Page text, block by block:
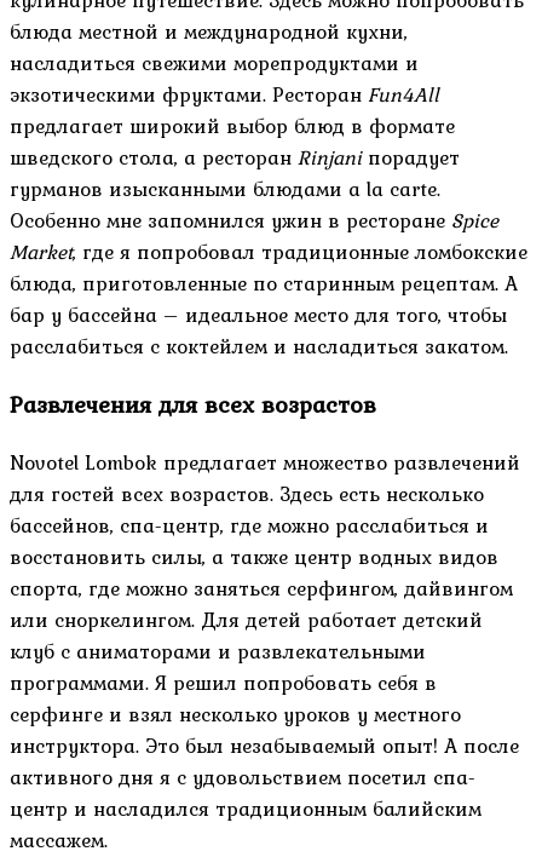
блюда местной и международной кухни,
насладиться свежими морепродуктами и
экзотическими фруктами. Ресторан Fun4All
предлагает широкий выбор блюд в формате
шведского стола, а ресторанRinjaniпорадует
гурманов изысканными блюдами a la carte.
Особенно мне запомнился ужин в ресторане Spice
Market, где я попробовал традиционные ломбокские
блюда, приготовленные по старинным рецептам. А
бар у бассейна – идеальное место для того, чтобы
расслабиться с коктейлем и насладиться закатом.
Развлечения для всех возрастов
Novotel Lombok предлагает множество развлечений
для гостей всех возрастов. Здесь есть несколько
бассейнов, спа-центр, где можно расслабиться и
восстановить силы, а также центр водных видов
спорта, где можно заняться серфингом, дайвингом
или сноркелингом. Для детей работает детский
клуб с аниматорами и развлекательными
программами. Я решил попробовать себя в
серфинге и взял несколько уроков у местного
инструктора. Это был незабываемый опыт! А после
активного дня я с удовольствием посетил спа-
центр и насладился традиционным балийским
массажем.